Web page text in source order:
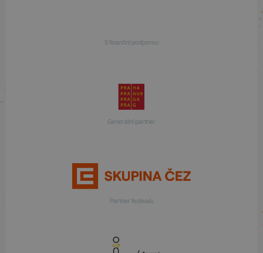
S finanční podporou
Generální partner
Partner festivalu